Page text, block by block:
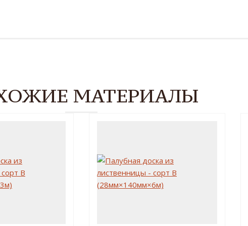
МАТЕРИАЛЫ